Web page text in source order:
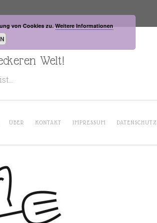
Welt!
ÜBER KONTAKT IMPRESSUM DATENSCHUTZ
von Cookies zu.Weitere Informationen